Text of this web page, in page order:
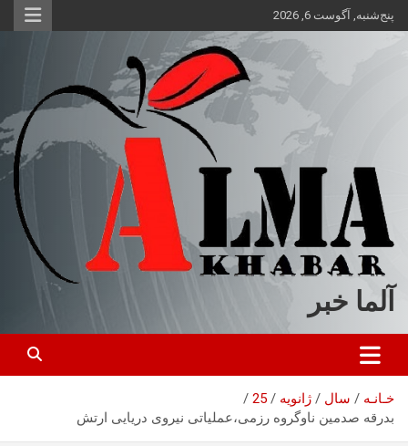
محتوا
پنج‌شنبه, آگوست 6, 2026
آلما خبر
خـانـه سال ژانویه
25
بدرقه صدمین ناوگروه رزمی،عملیاتی نیروی دریایی ارتش